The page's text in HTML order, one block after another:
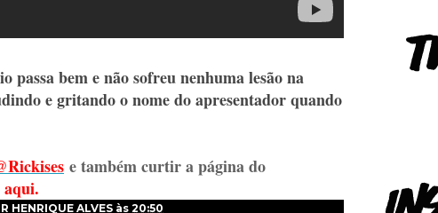
passa bem e não sofreu nenhuma lesão na
e gritando o nome do apresentador quando
e também curtir a página do
HENRIQUE ALVES às 20:50